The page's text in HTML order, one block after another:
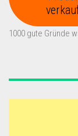
1000 gute Gründe